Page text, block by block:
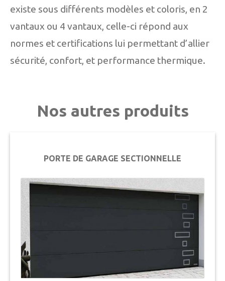
existe sous différents modèles et coloris, en 2
vantaux ou 4 vantaux, celle-ci répond aux
normes et certifications lui permettant d’allier
sécurité, confort, et performance thermique.
Nos autres produits
PORTE DE GARAGE SECTIONNELLE